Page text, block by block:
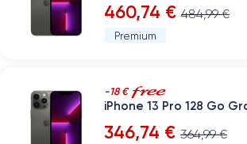
460,74 € 484,99 €
Premium
-18 €
iPhone 13 Pro 128 Go
346,74 € 364,99 €